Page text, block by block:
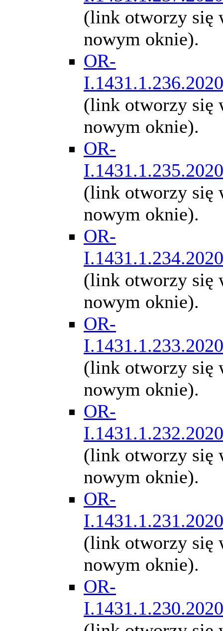
(link otworzy się
nowym oknie).
OR-
I.1431.1.236.2020
(link otworzy się
nowym oknie).
OR-
I.1431.1.235.2020
(link otworzy się
nowym oknie).
OR-
I.1431.1.234.2020
(link otworzy się
nowym oknie).
OR-
I.1431.1.233.2020
(link otworzy się
nowym oknie).
OR-
I.1431.1.232.2020
(link otworzy się
nowym oknie).
OR-
I.1431.1.231.2020
(link otworzy się
nowym oknie).
OR-
I.1431.1.230.2020